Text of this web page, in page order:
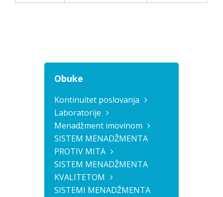
Obuke
Kontinuitet poslovanja
Laboratorije
Menadžment imovinom
SISTEM MENADŽMENTA
PROTIV MITA
SISTEM MENADŽMENTA
KVALITETOM
SISTEMI MENADŽMENTA